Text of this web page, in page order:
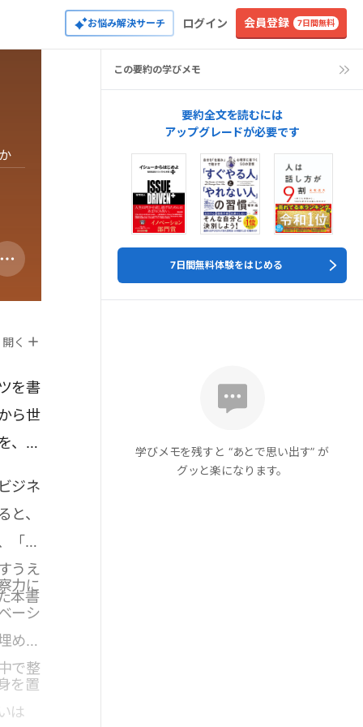
お悩み解決サーチ ログイン 会員登録 7日間無料
開く
を書
ら世
、企
ジネ
、
「異
うえ
本書
力に
ーシ
め込
で整
を置
は
この要約の学びメモ
要約全文を読むには
アップグレードが必要です
7日間無料体験をはじめる
学びメモを残すと “あとで思い出す” が
グッと楽になります。